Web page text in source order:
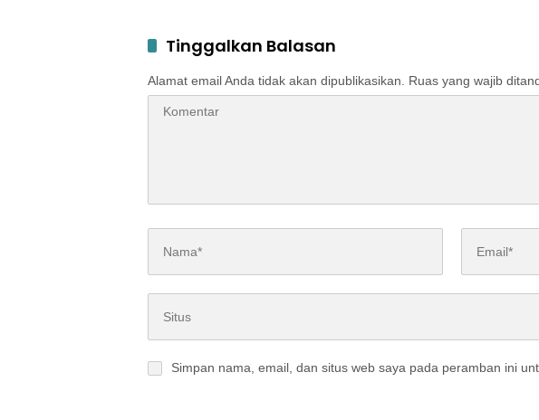
Tinggalkan Balasan
Alamat email Anda tidak akan dipublikasikan. Ruas yang wajib
Simpan nama, email, dan situs web saya pada peramban ini